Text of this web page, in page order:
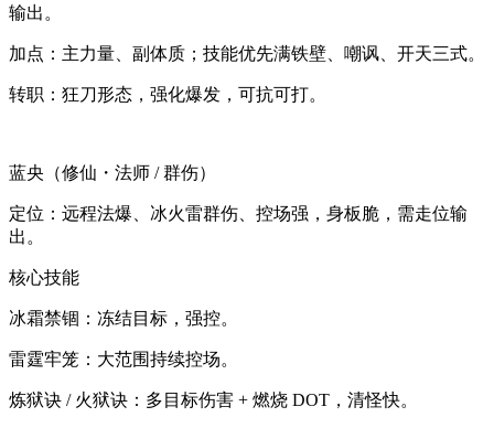
输出。
加点：主力量、副体质；技能优先满铁壁、嘲讽、开天三式。
转职：狂刀形态，强化爆发，可抗可打。
蓝央（修仙・法师 / 群伤）
定位：远程法爆、冰火雷群伤、控场强，身板脆，需走位输
出。
核心技能
冰霜禁锢：冻结目标，强控。
雷霆牢笼：大范围持续控场。
炼狱诀 / 火狱诀：多目标伤害 + 燃烧 DOT，清怪快。